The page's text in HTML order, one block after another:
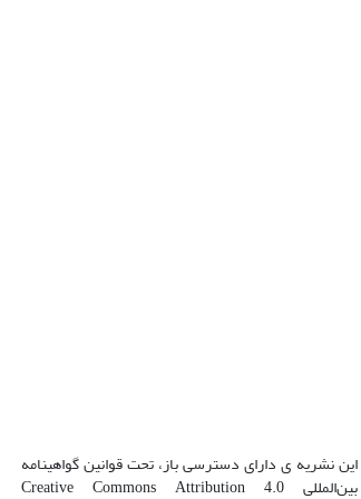
این نشریه ی دارای دسترسی باز، تحت قوانین گواهینامه
بین‌المللی Creative Commons Attribution 4.0